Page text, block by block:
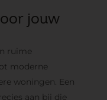
jouw
ruime
moderne
woningen. Een
aan bij die